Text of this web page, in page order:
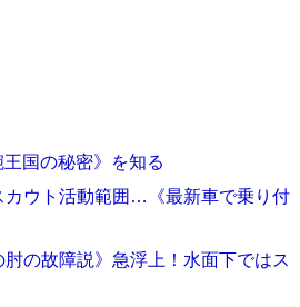
国の秘密》を知る
カウト活動範囲…《最新車で乗り付
の故障説》急浮上！水面下ではス